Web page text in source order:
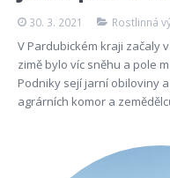
30. 3. 2021 Rostlinná
V Pardubickém kraji začaly
zimě bylo víc sněhu a pole
Podniky sejí jarní obiloviny
agrárních komor a